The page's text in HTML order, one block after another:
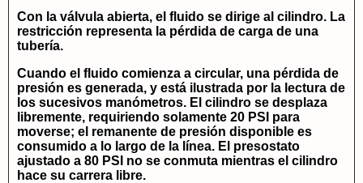
Con la válvula abierta, el fluido se dirige al cilindro. La
restricción representa la pérdida de carga de una
tubería.
Cuando el fluido comienza a circular, una pérdida de
presión es generada, y está ilustrada por la lectura de
los sucesivos manómetros. El cilindro se desplaza
libremente, requiriendo solamente 20 PSI para
moverse; el remanente de presión disponible es
consumido a lo largo de la línea. El presostato
ajustado a 80 PSI no se conmuta mientras el cilindro
hace su carrera libre.